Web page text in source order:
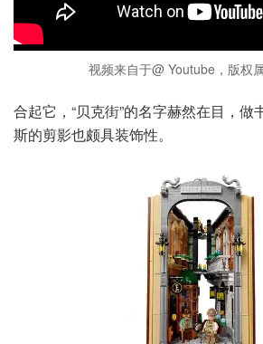
视频来自于@ Youtube，版权
合起它，“贝克街”的名字赫然在目，做
斯的剪影也颇具装饰性。